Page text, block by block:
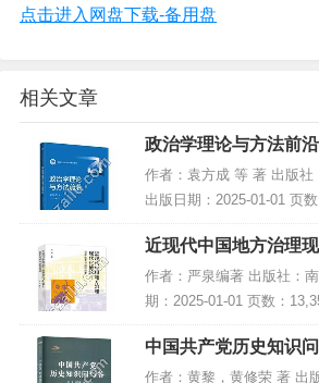
点击进入网盘下载-备用盘
相关文章
政治学理论与方法前
系列教材),PDF下载
作者：袁方成 等 著 出版社
出版日期：2025-01-01 页
28423 电子书大小：
内容简...
近现代中国地方治理
与路径探索,PDF下载
作者：严泉编著 出版社：
期：2025-01-01 页数：
1747 电子书大小：238MB
容简介...
中国共产党历史知识
载,网盘资源
作者：黄黎，黄修荣 著 出